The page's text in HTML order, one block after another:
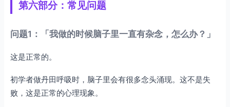
第六部分：常见问题
问题1：「我做的时候脑子里一直有杂念，怎么办？」
这是正常的。
初学者做丹田呼吸时，脑子里会有很多念头涌现。这不是失
败，这是正常的心理现象。